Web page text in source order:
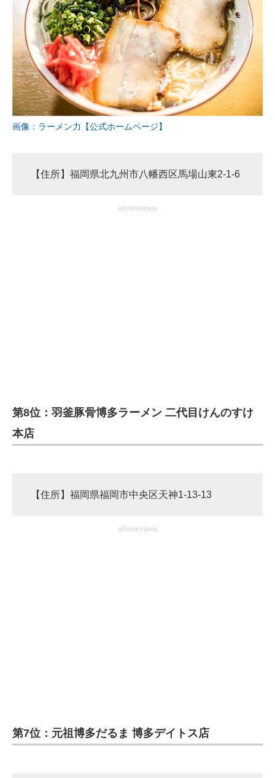
エネルギーの専門メディア
建設×テクノロジーの最前線
ちょっと気になるネットの話題
画像：ラーメン力【公式ホームページ】
【住所】福岡県北九州市八幡西区馬場山東2-1-6
advertisement
第8位：羽釜豚骨博多ラーメン 二代目けんのすけ
本店
【住所】福岡県福岡市中央区天神1-13-13
advertisement
第7位：元祖博多だるま 博多デイトス店